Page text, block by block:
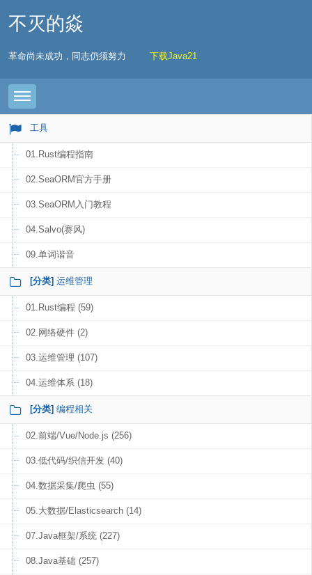
不灭的焱
革命尚未成功，同志仍须努力 下载Java21
Toggle navigation
工具
01.Rust编程指南
02.SeaORM官方手册
03.SeaORM入门教程
04.Salvo(赛风)
09.单词谐音
[分类] 运维管理
01.Rust编程 (59)
02.网络硬件 (2)
03.运维管理 (107)
04.运维体系 (18)
[分类] 编程相关
02.前端/Vue/Node.js (256)
03.低代码/织信开发 (40)
04.数据采集/爬虫 (55)
05.大数据/Elasticsearch (14)
07.Java框架/系统 (227)
08.Java基础 (257)